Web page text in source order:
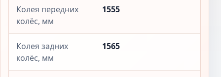
Колея передних
колёс, мм
1555
Колея задних
колёс, мм
1565